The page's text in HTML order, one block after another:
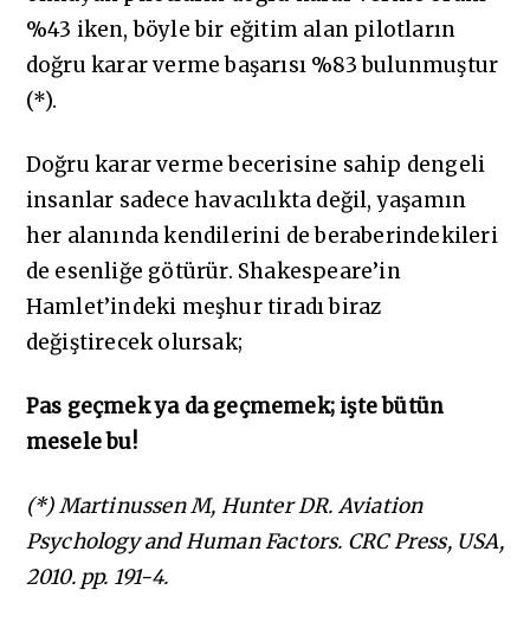
%43 iken, böyle bir eğitim alan pilotların
doğru karar verme başarısı %83 bulunmuştur
(*).
Doğru karar verme becerisine sahip dengeli
insanlar sadece havacılıkta değil, yaşamın
her alanında kendilerini de beraberindekileri
de esenliğe götürür. Shakespeare’in
Hamlet’indeki meşhur tiradı biraz
değiştirecek olursak;
Pas geçmekya da geçmemek; işte bütün
mesele bu!
(*) Martinussen M, Hunter DR. Aviation
Psychology and Human Factors. CRC Press, USA,
2010. pp. 191-4.